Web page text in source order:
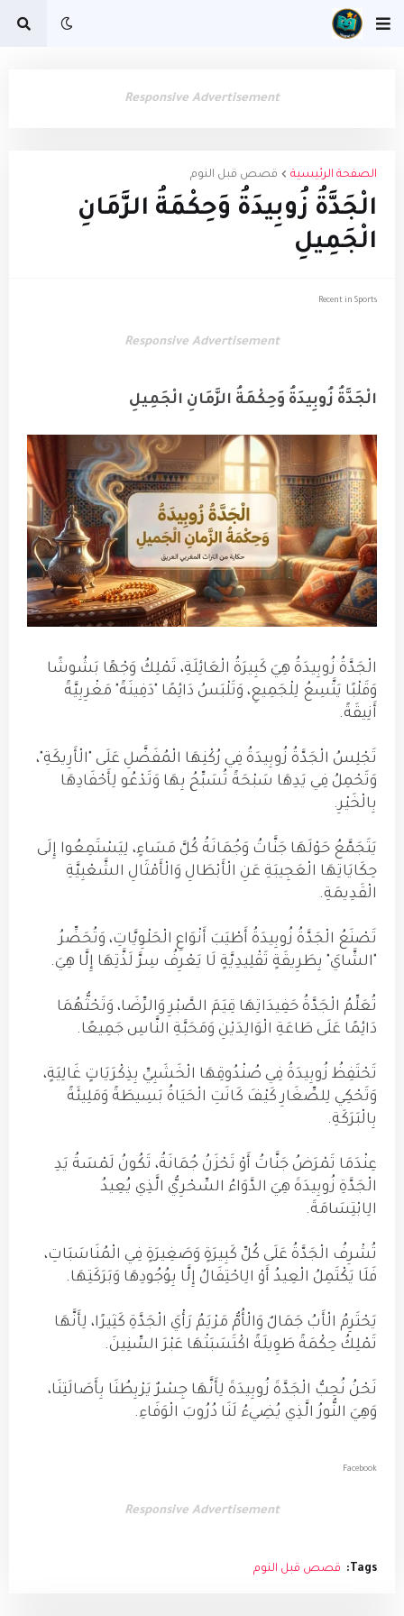
Responsive Advertisement
الصفحة الرئيسية قصص قبل النوم
الْجَدَّةُ زُوبِيدَةُ وَحِكْمَةُ الزَّمَانِ
الْجَمِيلِ
Recent in Sports
Responsive Advertisement
الْجَدَّةُ زُوبِيدَةُ وَحِكْمَةُ الزَّمَانِ الْجَمِيلِ
الْجَدَّةُ زُوبِيدَةُ هِيَ كَبِيرَةُ الْعَائِلَةِ، تَمْلِكُ وَجْهًا بَشُوشًا
وَقَلْبًا يَتَّسِعُ لِلْجَمِيعِ، وَتَلْبَسُ دَائِمًا "دَفِينَةً" مَغْرِبِيَّةً
أَنِيقَةً.
تَجْلِسُ الْجَدَّةُ زُوبِيدَةُ فِي رُكْنِهَا الْمُفَضَّلِ عَلَى "الْأَرِيكَةِ"،
وَتَحْمِلُ فِي يَدِهَا سَبْحَةً تُسَبِّحُ بِهَا وَتَدْعُو لِأَحْفَادِهَا
بِالْخَيْرِ.
يَتَجَمَّعُ حَوْلَهَا جَنَّاتُ وَجُمَانَةُ كُلَّ مَسَاءٍ، لِيَسْتَمِعُوا إِلَى
حِكَايَاتِهَا الْعَجِيبَةِ عَنِ الْأَبْطَالِ وَالْأَمْثَالِ الشَّعْبِيَّةِ
الْقَدِيمَةِ.
تَصْنَعُ الْجَدَّةُ زُوبِيدَةُ أَطْيَبَ أَنْوَاعِ الْحَلْوِيَّاتِ، وَتُحَضِّرُ
"الشَّايَ" بِطَرِيقَةٍ تَقْلِيدِيَّةٍ لَا يَعْرِفُ سِرَّ لَذَّتِهَا إِلَّا هِيَ.
تُعَلِّمُ الْجَدَّةُ حَفِيدَاتِهَا قِيَمَ الصَّبْرِ وَالرِّضَا، وَتَحْثُّهُمَا
دَائِمًا عَلَى طَاعَةِ الْوَالِدَيْنِ وَمَحَبَّةِ النَّاسِ جَمِيعًا.
تَحْتَفِظُ زُوبِيدَةُ فِي صُنْدُوقِهَا الْخَشَبِيِّ بِذِكْرَيَاتٍ غَالِيَةٍ،
وَتَحْكِي لِلصِّغَارِ كَيْفَ كَانَتِ الْحَيَاةُ بَسِيطَةً وَمَلِيئَةً
بِالْبَرَكَةِ.
عِنْدَمَا تَمْرَضُ جَنَّاتُ أَوْ تَحْزَنُ جُمَانَةُ، تَكُونُ لَمْسَةُ يَدِ
الْجَدَّةِ زُوبِيدَةَ هِيَ الدَّوَاءُ السِّحْرِيُّ الَّذِي يُعِيدُ
الِابْتِسَامَةَ.
تُشْرِفُ الْجَدَّةُ عَلَى كُلِّ كَبِيرَةٍ وَصَغِيرَةٍ فِي الْمُنَاسَبَاتِ،
فَلَا يَكْتَمِلُ الْعِيدُ أَوْ الِاحْتِفَالُ إِلَّا بِوُجُودِهَا وَبَرَكَتِهَا.
يَحْتَرِمُ الْأَبُ جَمَالٌ وَالْأُمُّ مَرْيَمُ رَأْيَ الْجَدَّةِ كَثِيرًا، لِأَنَّهَا
تَمْلِكُ حِكْمَةً طَوِيلَةً اكْتَسَبَتْهَا عَبْرَ السِّنِينَ.
نَحْنُ نُحِبُّ الْجَدَّةَ زُوبِيدَةَ لِأَنَّهَا جِسْرٌ يَرْبِطُنَا بِأَصَالَتِنَا،
وَهِيَ النُّورُ الَّذِي يُضِيءُ لَنَا دُرُوبَ الْوَفَاءِ.
Facebook
Responsive Advertisement
Tags: قصص قبل النوم